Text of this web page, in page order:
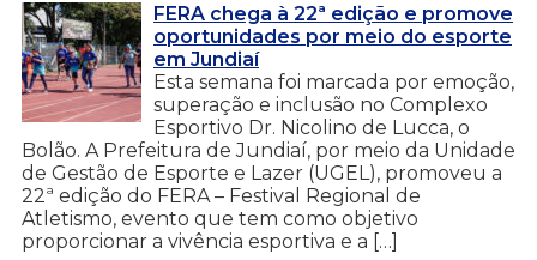
FERA chega à 22ª edição e promove
oportunidades por meio do esporte
em Jundiaí
Esta semana foi marcada por emoção,
superação e inclusão no Complexo
Esportivo Dr. Nicolino de Lucca, o
Bolão. A Prefeitura de Jundiaí, por meio da Unidade
de Gestão de Esporte e Lazer (UGEL), promoveu a
22ª edição do FERA – Festival Regional de
Atletismo, evento que tem como objetivo
proporcionar a vivência esportiva e a […]